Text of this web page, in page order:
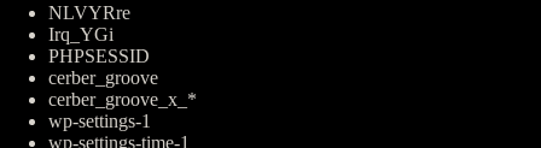
NLVYRre
Irq_YGi
PHPSESSID
cerber_groove
cerber_groove_x_*
wp-settings-1
wp-settings-time-1